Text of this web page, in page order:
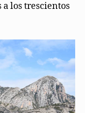
los trescientos